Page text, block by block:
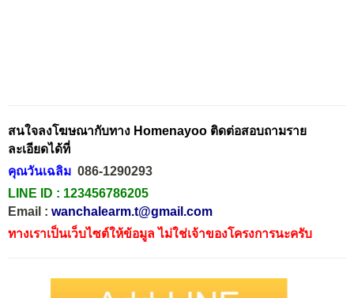
สนใจลงโฆษณากับทาง Homenayoo ติดต่อสอบถามราย
ละเอียดได้ที่
คุณวันเฉลิม 086-1290293
LINE ID : 123456786205
Email : wanchalearm.t@gmail.com
ทางเราเป็นเว็บไซต์ให้ข้อมูล ไม่ใช่เจ้าของโครงการนะครับ